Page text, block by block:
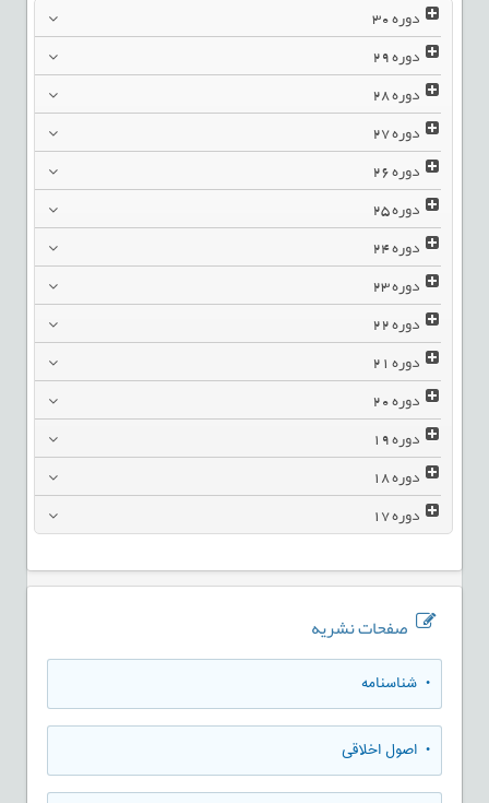
دوره30
دوره29
دوره28
دوره27
دوره26
دوره25
دوره24
دوره23
دوره22
دوره21
دوره20
دوره19
دوره18
دوره17
صفحات نشریه
• شناسنامه
• اصول اخلاقی